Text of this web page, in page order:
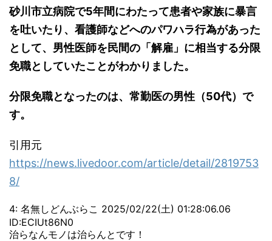
砂川市立病院で5年間にわたって患者や家族に暴言
を吐いたり、看護師などへのパワハラ行為があった
として、男性医師を民間の「解雇」に相当する分限
免職としていたことがわかりました。
分限免職となったのは、常勤医の男性（50代）で
す。
引用元
https://news.livedoor.com/article/detail/2819753
8/
4: 名無しどんぶらこ 2025/02/22(土) 01:28:06.06
ID:ECIUt86N0
治らなんモノは治らんとです！